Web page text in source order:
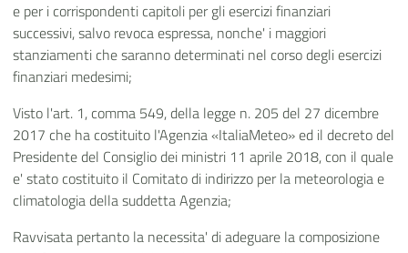
e per i corrispondenti capitoli per gli esercizi finanziari
successivi, salvo revoca espressa, nonche' i maggiori
stanziamenti che saranno determinati nel corso degli esercizi
finanziari medesimi;
Visto l'art. 1, comma 549, della legge n. 205 del 27 dicembre
2017 che ha costituito l'Agenzia «ItaliaMeteo» ed il decreto del
Presidente del Consiglio dei ministri 11 aprile 2018, con il quale
e' stato costituito il Comitato di indirizzo per la meteorologia e
climatologia della suddetta Agenzia;
Ravvisata pertanto la necessita' di adeguare la composizione